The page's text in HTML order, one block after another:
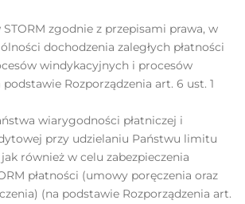
zgodnie z przepisami prawa, w
dochodzenia zaległych płatności
windykacyjnych i procesów
Rozporządzenia art. 6 ust. 1
wiarygodności płatniczej i
przy udzielaniu Państwu limitu
również w celu zabezpieczenia
płatności (umowy poręczenia oraz
(na podstawie Rozporządzenia art.